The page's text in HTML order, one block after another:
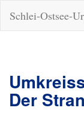
Schlei-Ostsee-
Der